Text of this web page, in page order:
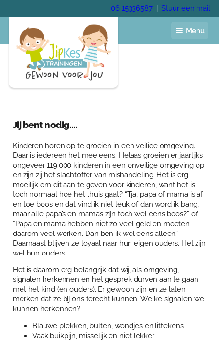
naar
inhoud
06 15336587|Stuur een mail
Menu
Voor gastouders
Trainingen
Veelgestelde vragen
Voor het onderwijs
Pedagogisch coach
Academie
Over Anja Lutz
Over Anja Lutz
Blog en Downloads
Aanbod
Themaboeken
Gespreks- en reflectiesets
Aanbod
Winkelwagen
Mijn account
Contact
Contact
Agenda
Jij bent nodig….
Kinderen horen op te groeien in een veilige omgeving.
Daar is iedereen het mee eens. Helaas groeien er jaarlijks
ongeveer 119.000 kinderen in een onveilige omgeving op
en zijn zij het slachtoffer van mishandeling. Het is erg
moeilijk om dit aan te geven voor kinderen, want het is
toch normaal hoe het thuis gaat? “Tja, papa of mama is af
en toe boos en dat vind ik niet leuk of dan word ik bang,
maar alle papa’s en mama’s zijn toch wel eens boos?” of
“Papa en mama hebben niet zo veel geld en moeten
daarom veel werken. Dan ben ik wel eens alleen.”
Daarnaast blijven ze loyaal naar hun eigen ouders. Het zijn
wel hun ouders….
Het is daarom erg belangrijk dat wij, als omgeving,
signalen herkennen en het gesprek durven aan te gaan
met het kind (en ouders). Er gewoon zijn en ze laten
merken dat ze bij ons terecht kunnen. Welke signalen we
kunnen herkennen?
Blauwe plekken, bulten, wondjes en littekens
Vaak buikpijn, misselijk en niet lekker